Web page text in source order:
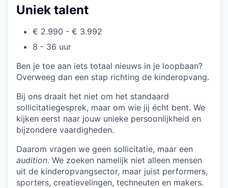
Uniek talent
€ 2.990 - € 3.992
8 - 36 uur
Ben je toe aan iets totaal nieuws in je loopbaan?
Overweeg dan een stap richting de kinderopvang.
Bij ons draait het niet om het standaard
sollicitatiegesprek, maar om wie jij écht bent. We
kijken eerst naar jouw unieke persoonlijkheid en
bijzondere vaardigheden.
Daarom vragen we geen sollicitatie, maar een
audition. We zoeken namelijk niet alleen mensen
uit de kinderopvangsector, maar juist performers,
sporters, creatievelingen, techneuten en makers.